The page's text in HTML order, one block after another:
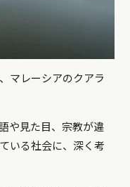
マレーシアのクアラ
や見た目、宗教が違
いる社会に、深く考